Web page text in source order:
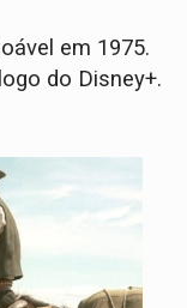
em 1975.
do Disney+.